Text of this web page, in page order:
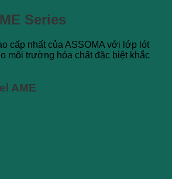
Series
cấp nhất của ASSOMA với lớp lót
môi trường hóa chất đặc biệt khắc
AME